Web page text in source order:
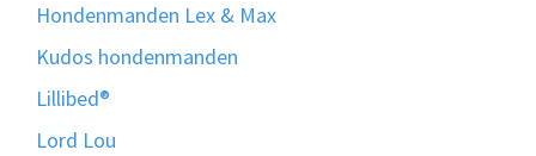
Hondenmanden Lex & Max
Kudos hondenmanden
Lillibed®
Lord Lou